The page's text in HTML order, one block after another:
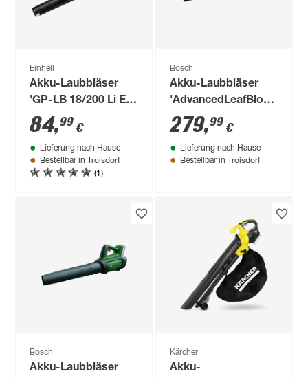
Einhell
Akku-Laubbläser
'GP-LB 18/200 Li E-
Solo' ohne Akku
84,99 €
Lieferung nach Hause
Bestellbar in Troisdorf
(1)
Bosch
Akku-Laubbläser
'AdvancedLeafBlower
36 V-750' inklusive
Akku und Ladegerät
279,99 €
Lieferung nach Hause
Bestellbar in Troisdorf
Bosch
Akku-Laubbläser
Kärcher
Akku-